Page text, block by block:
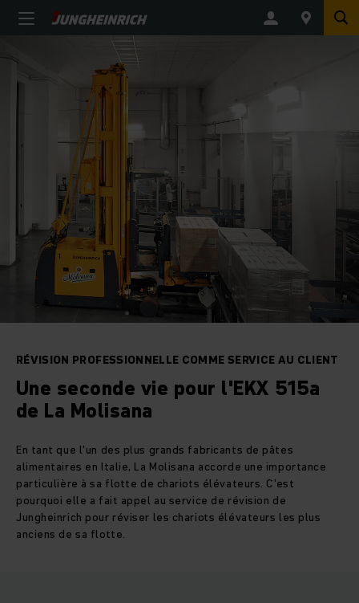
RÉVISION PROFESSIONNELLE COMME SERVICE AU CLIENT
Une seconde vie pour l'EKX 515a
de La Molisana
En tant que l'un des plus grands fabricants de pâtes
alimentaires en Italie, La Molisana accorde une importance
particulière à sa flotte de chariots élévateurs. C'est
pourquoi elle a fait appel au service de révision de
Jungheinrich pour réviser les chariots élévateurs les plus
anciens de sa flotte.